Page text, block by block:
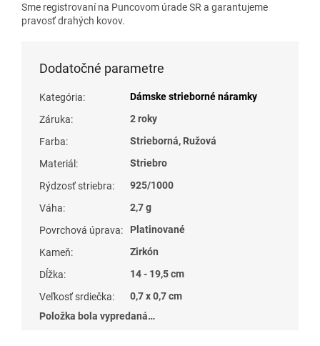
Sme registrovaní na Puncovom úrade SR a garantujeme
pravosť drahých kovov.
Dodatočné parametre
Kategória:
Dámske strieborné náramky
Záruka:
2 roky
Farba:
Strieborná, Ružová
Materiál :
Striebro
Rýdzosť striebra:
925/1000
Váha:
2,7 g
Povrchová úprava:
Platinované
Kameň:
Zirkón
Dĺžka:
14 - 19,5 cm
Veľkosť srdiečka:
0,7 x 0,7 cm
Položka bola vypredaná…